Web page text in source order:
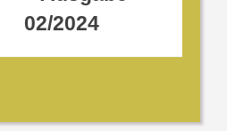
02/2024